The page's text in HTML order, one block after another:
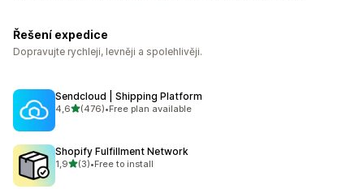
Řešení expedice
Dopravujte rychleji, levněji a spolehlivěji.
Sendcloud | Shipping Platform
4,6z 5 hvězd
(476)
Celkový počet recenzí: 476
•Free plan available
Shopify Fulfillment Network
1,9z 5 hvězd
(3)
Celkový počet recenzí: 3
•Free to install